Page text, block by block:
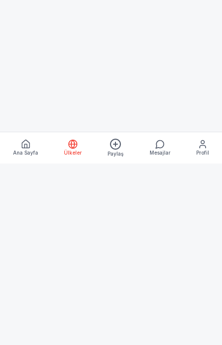
Ana Sayfa Ülkeler Paylaş Mesajlar Profil